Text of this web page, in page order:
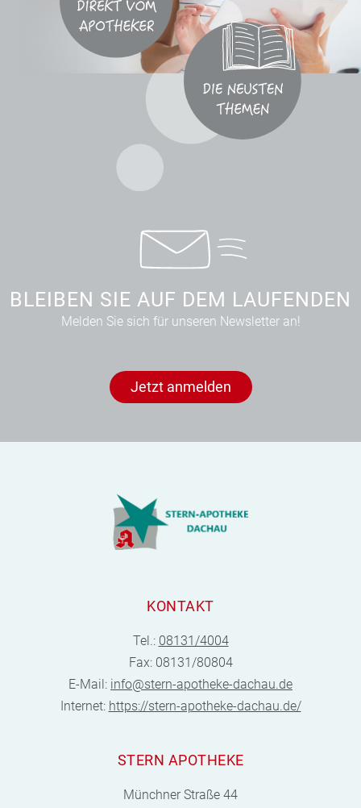
BLEIBEN SIE AUF DEM LAUFENDEN
Melden Sie sich für unseren Newsletter an!
Jetzt anmelden
KONTAKT
Tel.: 08131/4004
Fax: 08131/80804
E-Mail: info@stern-apotheke-dachau.de
Internet: https://stern-apotheke-dachau.de/
STERN APOTHEKE
Münchner Straße 44